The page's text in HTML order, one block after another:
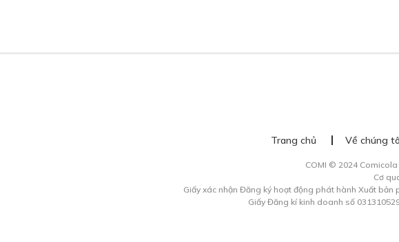
Trang chủ Về chúng
COMI © 2024
Cơ
Giấy xác nhận Đăng ký hoạt động phát hành Xuất bản
Giấy Đăng kí kinh doanh số